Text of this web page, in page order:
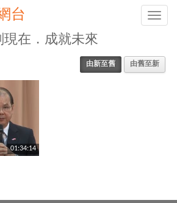
Toggle
台
現在．成就未來
由新至舊 由舊至新
01:34:14